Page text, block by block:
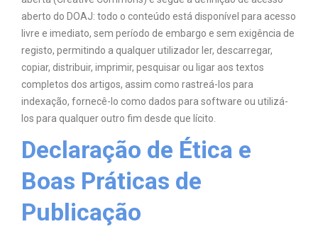
aberto do DOAJ: todo o conteúdo está disponível para acesso
livre e imediato, sem período de embargo e sem exigência de
registo, permitindo a qualquer utilizador ler, descarregar,
copiar, distribuir, imprimir, pesquisar ou ligar aos textos
completos dos artigos, assim como rastreá-los para
indexação, fornecê-lo como dados para software ou utilizá-
los para qualquer outro fim desde que lícito.
Declaração de Ética e
Boas Práticas de
Publicação